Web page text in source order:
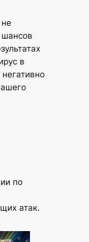
шансов
в
по
атак.